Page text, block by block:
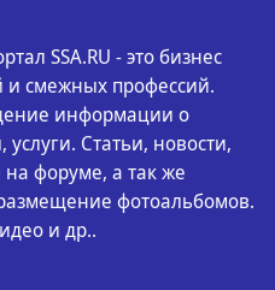
SSA.RU - это бизнес
и смежных профессий.
информации о
Статьи, новости,
форуме, а так же
фотоальбомов.
и др..